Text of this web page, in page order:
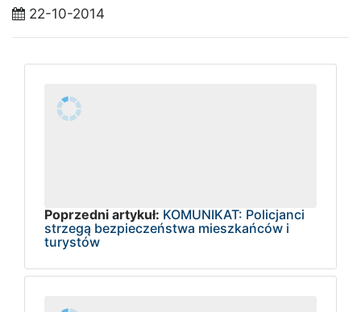
22-10-2014
Poprzedni artykuł: KOMUNIKAT: Policjanci
strzegą bezpieczeństwa mieszkańców i
turystów